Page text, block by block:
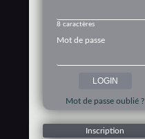
8 caractères
Mot de passe
Mot de passe oublié ?
Inscription